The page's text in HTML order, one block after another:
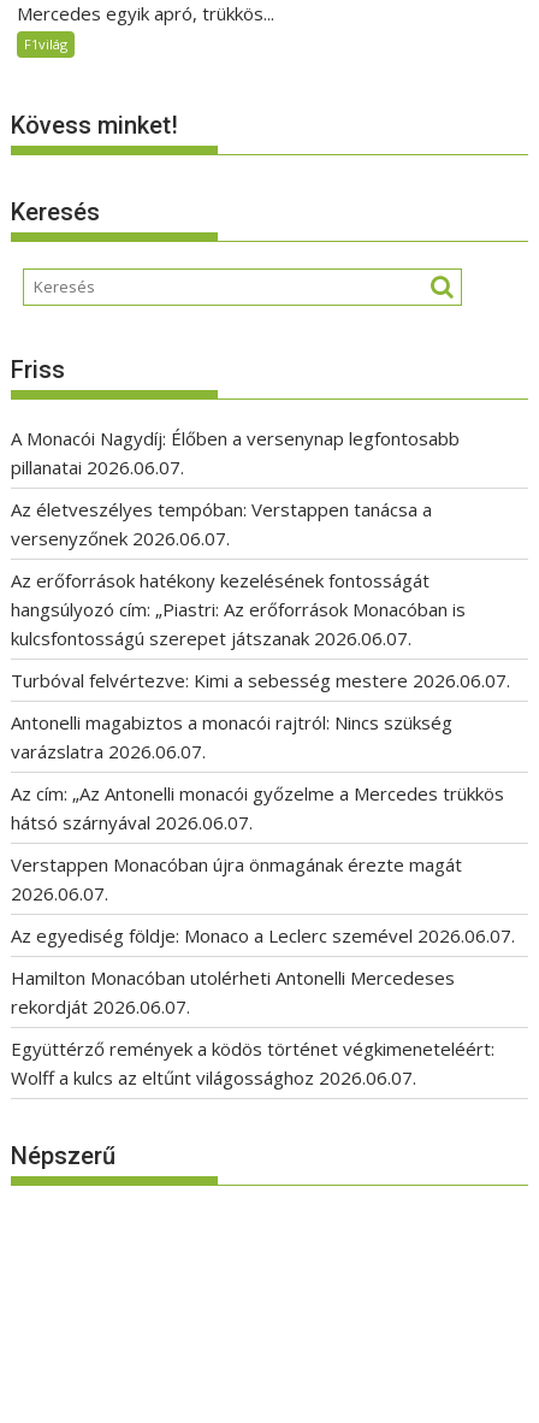
Mercedes egyik apró, trükkös...
F1világ
Kövess minket!
Keresés
Friss
A Monacói Nagydíj: Élőben a versenynap legfontosabb
pillanatai 2026.06.07.
Az életveszélyes tempóban: Verstappen tanácsa a
versenyzőnek 2026.06.07.
Az erőforrások hatékony kezelésének fontosságát
hangsúlyozó cím: „Piastri: Az erőforrások Monacóban is
kulcsfontosságú szerepet játszanak 2026.06.07.
Turbóval felvértezve: Kimi a sebesség mestere 2026.06.07.
Antonelli magabiztos a monacói rajtról: Nincs szükség
varázslatra 2026.06.07.
Az cím: „Az Antonelli monacói győzelme a Mercedes trükkös
hátsó szárnyával 2026.06.07.
Verstappen Monacóban újra önmagának érezte magát
2026.06.07.
Az egyediség földje: Monaco a Leclerc szemével 2026.06.07.
Hamilton Monacóban utolérheti Antonelli Mercedeses
rekordját 2026.06.07.
Együttérző remények a ködös történet végkimeneteléért:
Wolff a kulcs az eltűnt világossághoz 2026.06.07.
Népszerű